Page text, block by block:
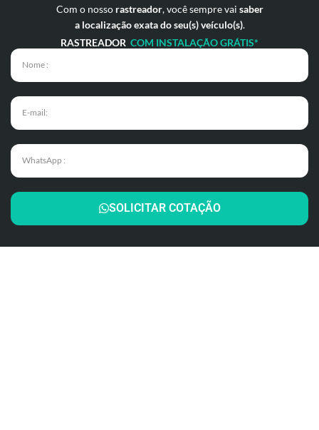
Com o nosso rastreador, você sempre vai saber
a localização exata do seu(s) veículo(s).
RASTREADOR COM INSTALAÇÃO GRÁTIS*
SOLICITAR COTAÇÃO